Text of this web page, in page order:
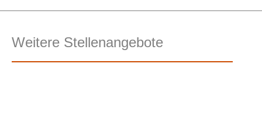
Weitere Stellenangebote